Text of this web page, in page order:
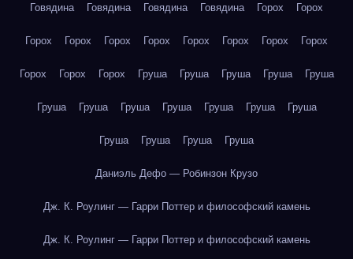
Говядина Говядина Говядина Говядина Горох Горох
Горох Горох Горох Горох Горох Горох Горох Горох
Горох Горох Горох Груша Груша Груша Груша Груша
Груша Груша Груша Груша Груша Груша Груша
Груша Груша Груша Груша
Даниэль Дефо — Робинзон Крузо
Дж. К. Роулинг — Гарри Поттер и философский камень
Дж. К. Роулинг — Гарри Поттер и философский камень